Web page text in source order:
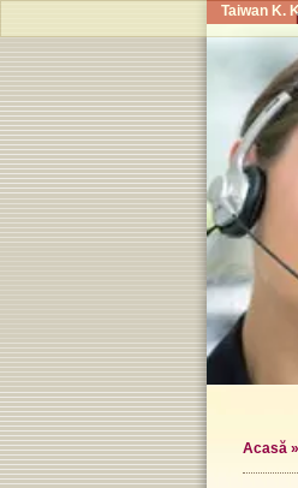
Taiwan K.
Acasă »